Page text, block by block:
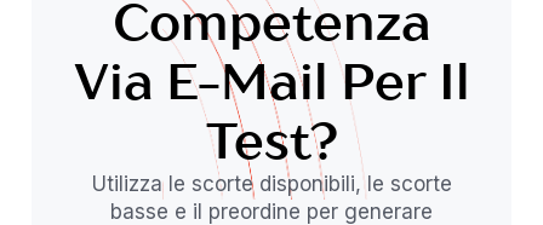
Competenza
Via E-Mail Per Il
Test?
Utilizza le scorte disponibili, le scorte
basse e il preordine per generare